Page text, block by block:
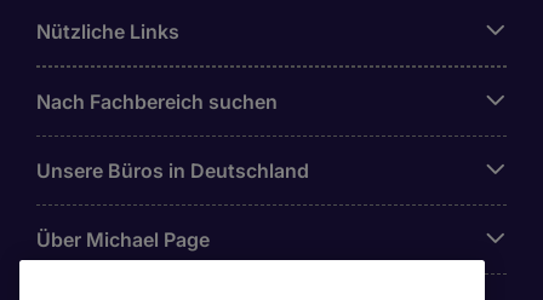
Nützliche Links
Nach Fachbereich suchen
Unsere Büros in Deutschland
Über Michael Page